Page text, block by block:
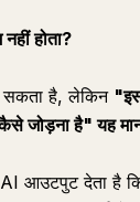
होता?
सकता है, लेकिन
जोड़ना है" यह
आउटपुट देता है